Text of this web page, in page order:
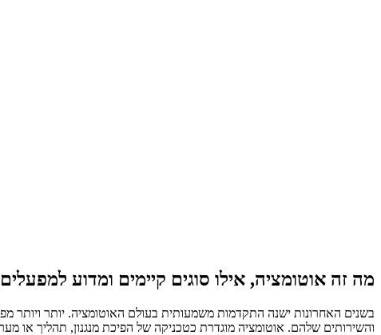
מה זה אוטומציה, אילו סוגים קיימים ומדוע
בשנים האחרונות ישנה התקדמות משמעותית בעולם האוטומציה. יותר ויותר
והשירותים שלהם. אוטומציה מוגדרת כטכניקה של הפיכת מנגנון, תהליך או